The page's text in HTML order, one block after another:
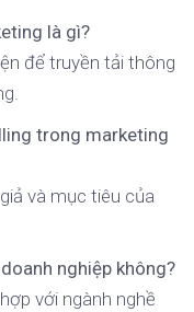
là gì?
để truyền tải thông
trong marketing
và mục tiêu của
nghiệp không?
với ngành nghề